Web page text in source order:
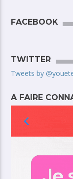
FACEBOOK
TWITTER
Tweets by
A FAIRE